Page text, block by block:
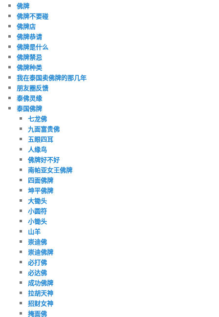
佛牌
佛牌不要碰
佛牌店
佛牌恭请
佛牌是什么
佛牌禁忌
佛牌种类
我在泰国卖佛牌的那几年
朋友圈反馈
泰佛灵缘
泰国佛牌
七龙佛
九面富贵佛
五眼四耳
人缘鸟
佛牌好不好
南帕亚女王佛牌
四面佛牌
坤平佛牌
大锄头
小圆符
小锄头
山羊
崇迪佛
崇迪佛牌
必打佛
必达佛
成功佛牌
拉胡天神
招财女神
掩面佛